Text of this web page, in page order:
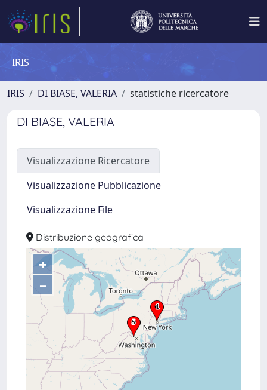
IRIS
IRIS DI BIASE, VALERIA statistiche ricercatore
DI BIASE, VALERIA
Visualizzazione Ricercatore
Visualizzazione Pubblicazione
Visualizzazione File
Distribuzione geografica
+
–